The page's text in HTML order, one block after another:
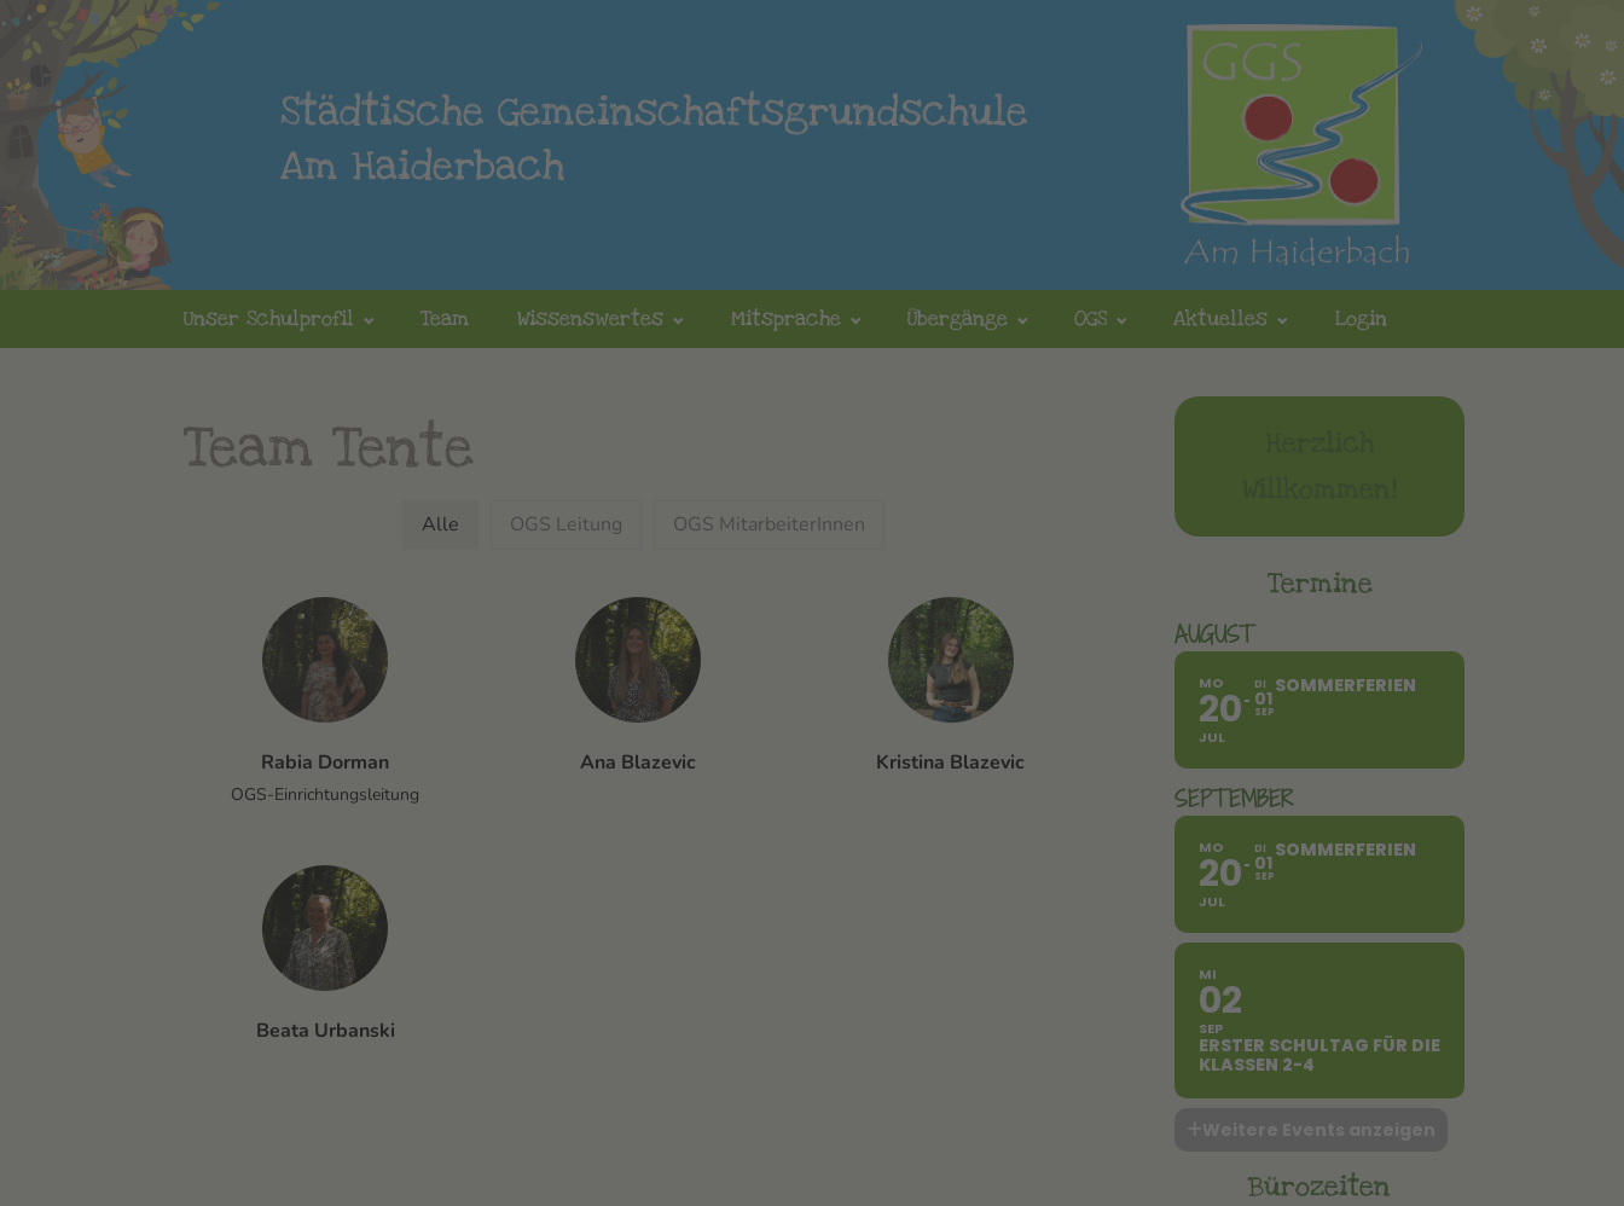
Städtische Gemeinschaftsgrundschule
Am Haiderbach
Unser Schulprofil Team Wissenswertes Mitsprache Übergänge OGS Aktuelles Login
Team Tente
Alle OGS Leitung OGS MitarbeiterInnen
Rabia Dorman
OGS-Einrichtungsleitung
Ana Blazevic Kristina Blazevic
Beata Urbanski
Rabia Dorman
OGS-Einrichtungsleitung
Ana Blazevic Kristina Blazevic Beata Urbanski
Termine
AUGUST
MO
20
JUL
DI
01
SEP
SOMMERFERIEN
SEPTEMBER
MO
20
JUL
DI
01
SEP
SOMMERFERIEN
MI
02
SEP
ERSTER SCHULTAG FÜR DIE
KLASSEN 2-4
Bürozeiten